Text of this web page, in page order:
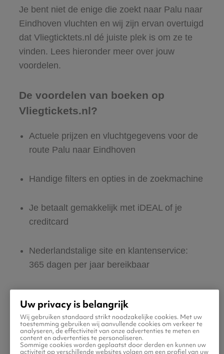
Je bent niet de enige die zoekt naar Palu naar
Eindhoven vluchten en wij zijn ervan overtuigd
dat Vliegticktets.nl dé juiste plek is om ze te
vinden. Lees hieronder meer over jouw
voordelen.
De voordelen van boeken op
Vliegtickets.nl?
Actuele prijzen en vluchtgegevens voor de
route Palu naar Eindhoven
Handige filters en opties in de zoekmachine
Je betaalt gemakkelijk met iDEAL of je
creditcard
Nederlandstalige site en klantenservice:
365 dagen per jaar bereikbaar
Boek ook direct een hotel of huurauto voor
in Eindhoven
Uw privacy is belangrijk
Wij gebruiken standaard strikt noodzakelijke cookies. Met uw
toestemming gebruiken wij aanvullende cookies om verkeer te
analyseren, de effectiviteit van onze advertenties te meten en
content en advertenties te personaliseren.
Sommige cookies worden geplaatst door derden en kunnen uw
activiteit op verschillende websites volgen om een profiel van uw